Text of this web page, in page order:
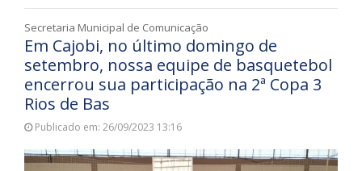
Secretaria Municipal de Comunicação
Em Cajobi, no último domingo de
setembro, nossa equipe de basquetebol
encerrou sua participação na 2ª Copa 3
Rios de Bas
Publicado em: 26/09/2023 13:16